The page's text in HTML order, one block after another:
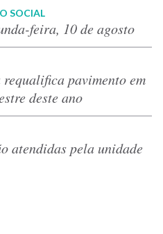
SOCIAL
feira, 10 de agosto
pavimento em
deste ano
atendidas pela unidade